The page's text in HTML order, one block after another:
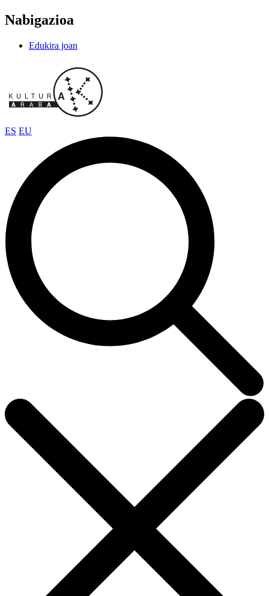
Nabigazioa
Edukira joan
ES EU